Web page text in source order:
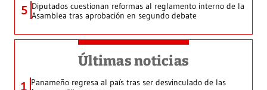
5 Diputados cuestionan reformas al reglamento interno de la
Asamblea tras aprobación en segundo debate
Últimas noticias
1 Panameño regresa al país tras ser desvinculado de las